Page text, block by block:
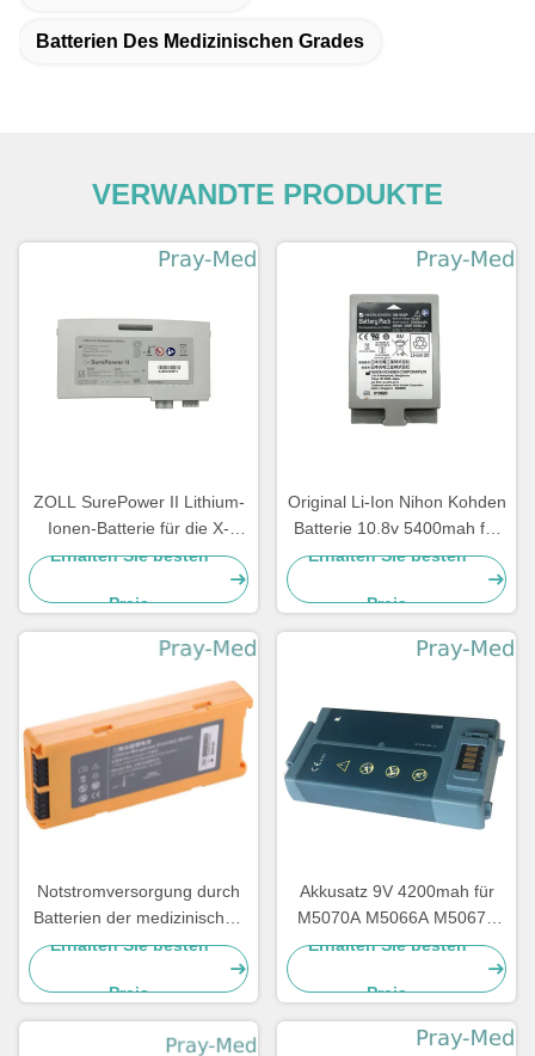
Batterien Des Medizinischen Grades
VERWANDTE PRODUKTE
ZOLL SurePower II Lithium-
Ionen-Batterie für die X-
Serie 2600mAh 11,1V 8000-
Erhalten Sie besten
Preis
Original Li-Ion Nihon Kohden
Batterie 10.8v 5400mah für
Sb-950p
Erhalten Sie besten
Preis
Notstromversorgung durch
Batterien der medizinischen
Ausrüstung 12v,
medizinischer Batterie-Satz
für Mindray-Geräte D1
LM34S001A
Erhalten Sie besten
Preis
Akkusatz 9V 4200mah für
M5070A M5066A M5067A
M5068A HeartStart FRx HS1
Erhalten Sie besten
Preis